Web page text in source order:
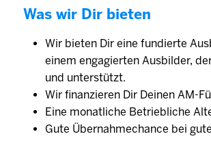
Was wir Dir bieten
Wir bieten Dir eine fundierte
einem engagierten Aus­bilder,
und unter­stützt.
Wir finanzieren Dir Deinen AM-
Eine monat­liche Betrieb­liche
Gute Übernahmechance bei